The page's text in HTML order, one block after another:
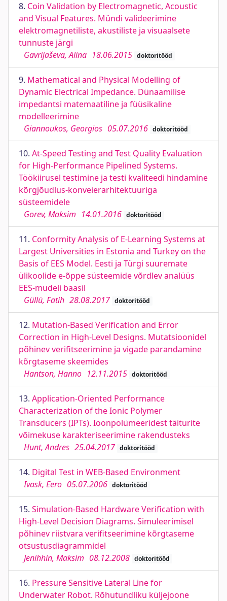
8. Coin Validation by Electromagnetic, Acoustic
and Visual Features. Mündi valideerimine
elektromagnetiliste, akustiliste ja visuaalsete
tunnuste järgi
Gavrijaševa, Alina 18.06.2015 doktoritööd
9. Mathematical and Physical Modelling of
Dynamic Electrical Impedance. Dünaamilise
impedantsi matemaatiline ja füüsikaline
modelleerimine
Giannoukos, Georgios 05.07.2016 doktoritööd
10. At-Speed Testing and Test Quality Evaluation
for High-Performance Pipelined Systems.
Töökiirusel testimine ja testi kvaliteedi hindamine
kõrgjõudlus-konveierarhitektuuriga
süsteemidele
Gorev, Maksim 14.01.2016 doktoritööd
11. Conformity Analysis of E-Learning Systems at
Largest Universities in Estonia and Turkey on the
Basis of EES Model. Eesti ja Türgi suuremate
ülikoolide e-õppe süsteemide võrdlev analüüs
EES-mudeli baasil
Güllü, Fatih 28.08.2017 doktoritööd
12. Mutation-Based Verification and Error
Correction in High-Level Designs. Mutatsioonidel
põhinev verifitseerimine ja vigade parandamine
kõrgtaseme skeemides
Hantson, Hanno 12.11.2015 doktoritööd
13. Application-Oriented Performance
Characterization of the Ionic Polymer
Transducers (IPTs). Ioonpolümeeridest täiturite
võimekuse karakteriseerimine rakendusteks
Hunt, Andres 25.04.2017 doktoritööd
14. Digital Test in WEB-Based Environment
Ivask, Eero 05.07.2006 doktoritööd
15. Simulation-Based Hardware Verification with
High-Level Decision Diagrams. Simuleerimisel
põhinev riistvara verifitseerimine kõrgtaseme
otsustusdiagrammidel
Jenihhin, Maksim 08.12.2008 doktoritööd
16. Pressure Sensitive Lateral Line for
Underwater Robot. Rõhutundliku küljejoone